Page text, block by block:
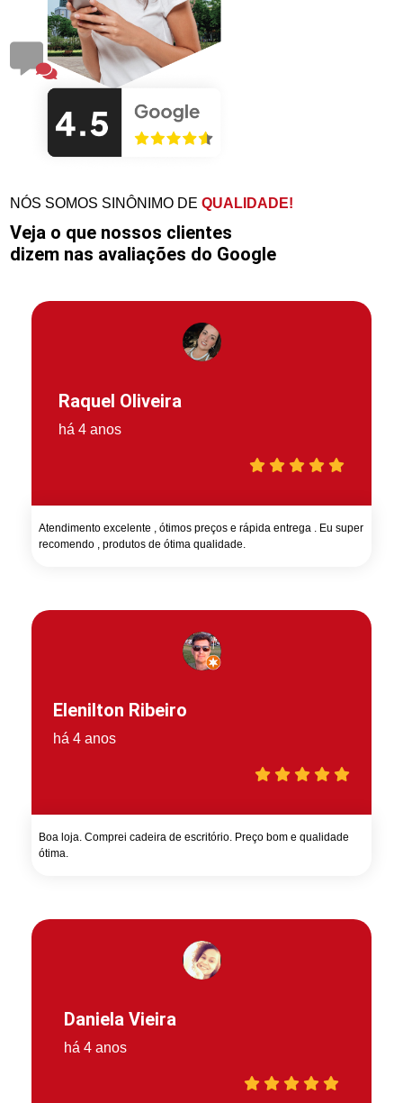
NÓS SOMOS SINÔNIMO DEQUALIDADE!
Veja o que nossos clientes
dizem nas avaliações do Google
Raquel Oliveira
há 4 anos
Atendimento excelente , ótimos preços e rápida entrega . Eu super
recomendo , produtos de ótima qualidade.
Elenilton Ribeiro
há 4 anos
Boa loja. Comprei cadeira de escritório. Preço bom e qualidade
ótima.
Daniela Vieira
há 4 anos